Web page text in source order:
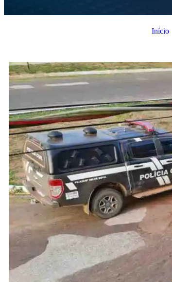
Início